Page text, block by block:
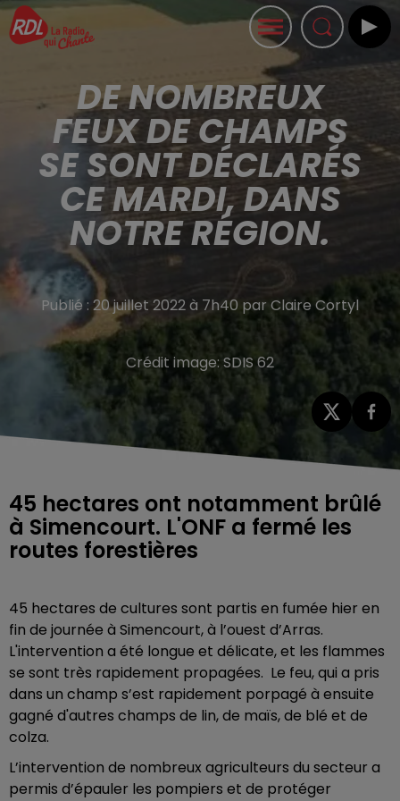
DE NOMBREUX
FEUX DE CHAMPS
SE SONT DÉCLARÉS
CE MARDI, DANS
NOTRE RÉGION.
Publié : 20 juillet 2022 à 7h40 par Claire Cortyl
Crédit image: SDIS 62
45 hectares ont notamment brûlé
à Simencourt. L'ONF a fermé les
routes forestières
45 hectares de cultures sont partis en fumée hier en
fin de journée à Simencourt, à l’ouest d’Arras.
L'intervention a été longue et délicate, et les flammes
se sont très rapidement propagées. Le feu, qui a pris
dans un champ s’est rapidement porpagé à ensuite
gagné d'autres champs de lin, de maïs, de blé et de
colza.
L’intervention de nombreux agriculteurs du secteur a
permis d’épauler les pompiers et de protéger